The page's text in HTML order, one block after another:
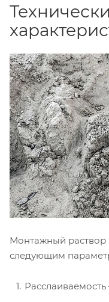
Монтажный раствор
следующим
Расслаиваемость